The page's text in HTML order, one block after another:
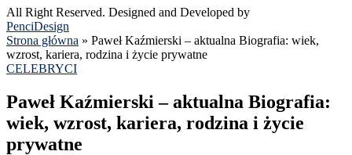
All Right Reserved. Designed and Developed by
PenciDesign
Strona główna » Paweł Kaźmierski – aktualna Biografia: wiek,
wzrost, kariera, rodzina i życie prywatne
CELEBRYCI
Paweł Kaźmierski – aktualna Biografia:
wiek, wzrost, kariera, rodzina i życie
prywatne